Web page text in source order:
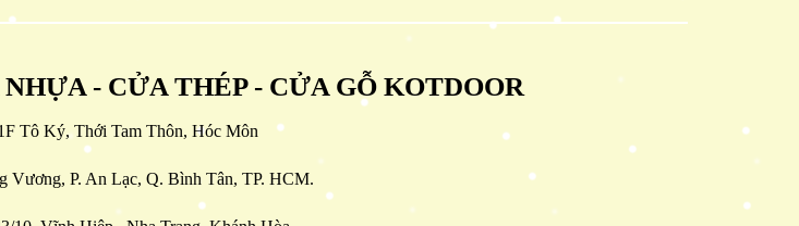
- CỬA THÉP - CỬA GỖ KOTDOOR
Tô Ký, Thới Tam Thôn, Hóc Môn
Vương, P. An Lạc, Q. Bình Tân, TP. HCM.